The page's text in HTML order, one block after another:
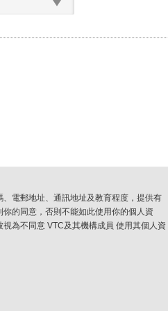
電郵地址、通訊地址及教育程度，提供有
的同意，否則不能如此使用你的個人資
為不同意 VTC及其機構成員 使用其個人資